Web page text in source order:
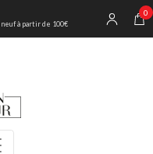
à partir de 100€
0